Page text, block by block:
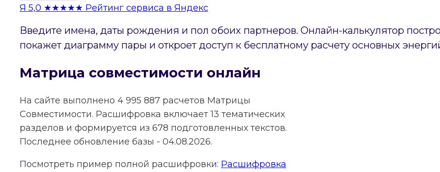
Я 5,0 ★★★★★ Рейтинг сервиса в Яндекс
Введите имена, даты рождения и пол обоих партнеров. Онлайн-калькулятор
покажет диаграмму пары и откроет доступ к бесплатному расчету основных
Матрица совместимости онлайн
На сайте выполнено 4 995 887 расчетов Матрицы
Совместимости. Расшифровка включает13 тематических
разделов и формируется из 678 подготовленных текстов.
Последнее обновление базы - 04.08.2026.
Посмотреть пример полной расшифровки: Расшифровка